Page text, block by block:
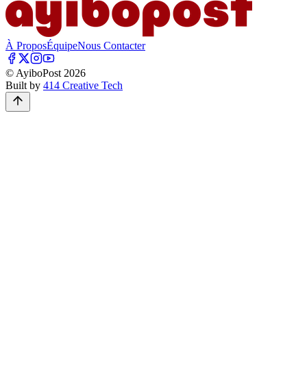
À ProposÉquipeNous Contacter
© AyiboPost 2026
Built by 414 Creative Tech